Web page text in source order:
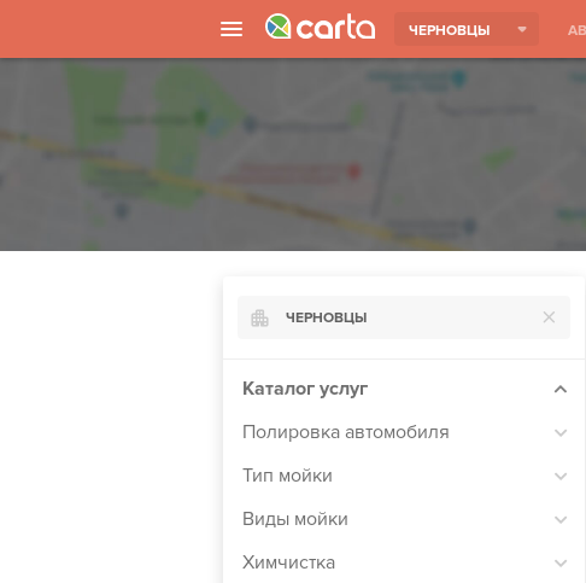
ЧЕРНОВЦЫ
ЧЕРНОВЦЫ
Борисполь
Запорожье
Ужгород
Винница
Каталог услуг
Полировка автомобиля
Тип мойки
Виды мойки
Химчистка